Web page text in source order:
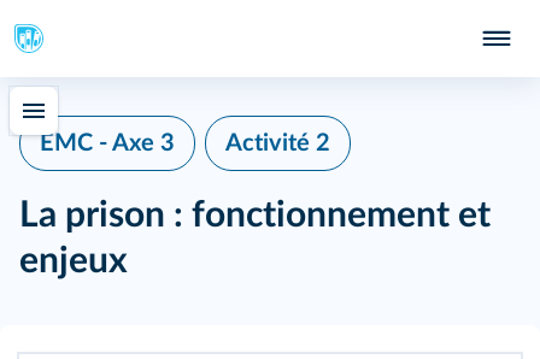
EMC - Axe 3 Activité 2
La prison : fonctionnement et
enjeux